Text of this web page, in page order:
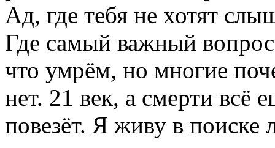
Ад, где тебя не хотят
Где самый важный
что умрём, но многие
нет. 21 век, а смерти всё
повезёт. Я живу в поиске